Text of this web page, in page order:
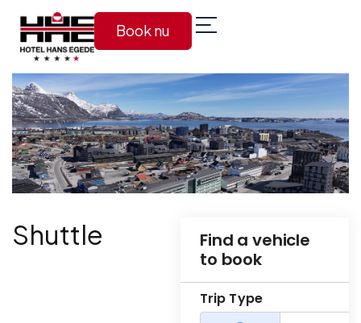
Book nu
Shuttle